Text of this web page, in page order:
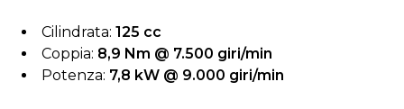
Cilindrata: 125 cc
Coppia: 8,9 Nm @ 7.500 giri/min
Potenza: 7,8 kW @ 9.000 giri/min